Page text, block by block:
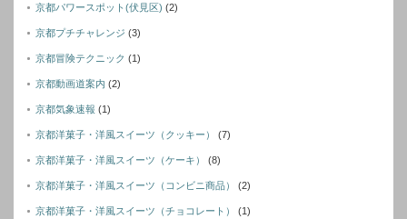
京都パワースポット(伏見区) (2)
京都プチチャレンジ (3)
京都冒険テクニック (1)
京都動画道案内 (2)
京都気象速報 (1)
京都洋菓子・洋風スイーツ（クッキー） (7)
京都洋菓子・洋風スイーツ（ケーキ） (8)
京都洋菓子・洋風スイーツ（コンビニ商品） (2)
京都洋菓子・洋風スイーツ（チョコレート） (1)